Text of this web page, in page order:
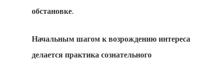
обстановке.
Начальным шагом к возрождению интереса
делается практика сознательного